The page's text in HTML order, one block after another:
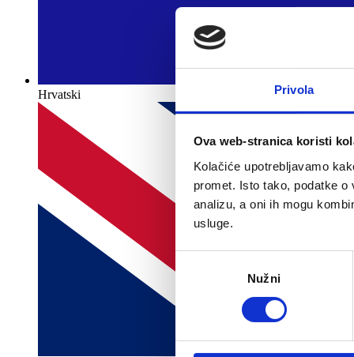
Privola
Ova web-stranica koristi
Kolačiće upotrebljavamo
promet. Isto tako, podatke
analizu, a oni ih mogu
usluge.
Nužni
Hrvatski